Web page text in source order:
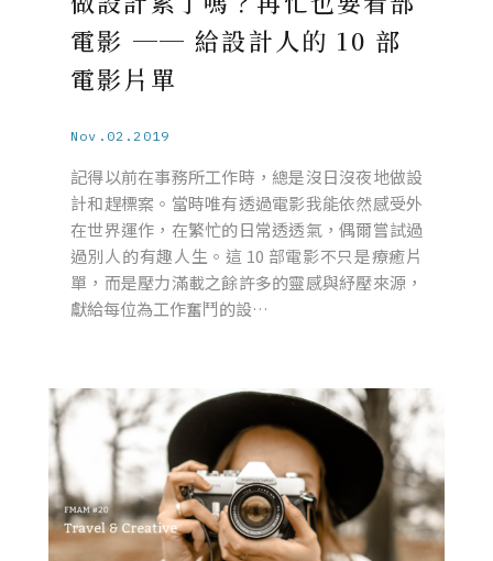
電影 ── 給設計人的 10 部
電影片單
Nov.02.2019
記得以前在事務所工作時，總是沒日沒夜地做設
計和趕標案。當時唯有透過電影我能依然感受外
在世界運作，在繁忙的日常透透氣，偶爾嘗試過
過別人的有趣人生。這 10 部電影不只是療癒片
單，而是壓力滿載之餘許多的靈感與紓壓來源，
獻給每位為工作奮鬥的設…